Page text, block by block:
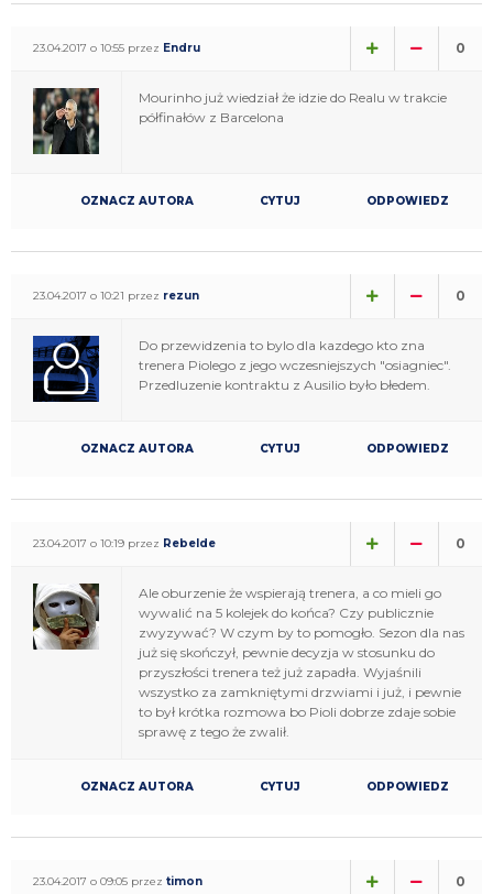
23.04.2017 o 10:55 przez Endru 0
Mourinho już wiedział że idzie do Realu w trakcie
półfinałów z Barcelona
OZNACZ AUTORA CYTUJ ODPOWIEDZ
23.04.2017 o 10:21 przez rezun 0
Do przewidzenia to bylo dla kazdego kto zna
trenera Piolego z jego wczesniejszych "osiagniec".
Przedluzenie kontraktu z Ausilio było błedem.
OZNACZ AUTORA CYTUJ ODPOWIEDZ
23.04.2017 o 10:19 przez Rebelde 0
Ale oburzenie że wspierają trenera, a co mieli go
wywalić na 5 kolejek do końca? Czy publicznie
zwyzywać? W czym by to pomogło. Sezon dla nas
już się skończył, pewnie decyzja w stosunku do
przyszłości trenera też już zapadła. Wyjaśnili
wszystko za zamkniętymi drzwiami i już, i pewnie
to był krótka rozmowa bo Pioli dobrze zdaje sobie
sprawę z tego że zwalił.
OZNACZ AUTORA CYTUJ ODPOWIEDZ
23.04.2017 o 09:05 przez timon 0